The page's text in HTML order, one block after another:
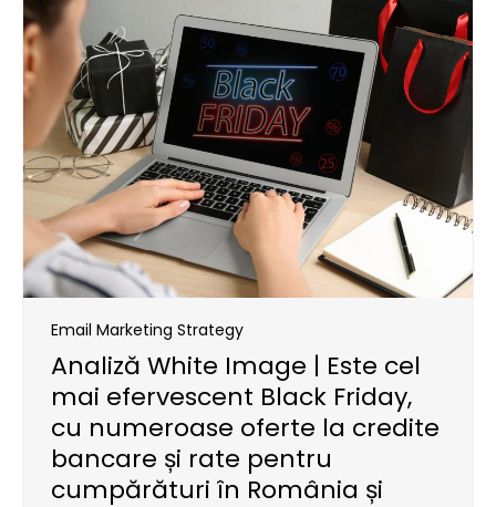
Email Marketing Strategy
Analiză White Image | Este cel
mai efervescent Black Friday,
cu numeroase oferte la credite
bancare și rate pentru
cumpărături în România și